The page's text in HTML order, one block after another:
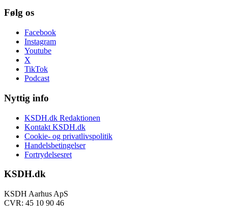
Følg os
Facebook
Instagram
Youtube
X
TikTok
Podcast
Nyttig info
KSDH.dk Redaktionen
Kontakt KSDH.dk
Cookie- og privatlivspolitik
Handelsbetingelser
Fortrydelsesret
KSDH.dk
KSDH Aarhus ApS
CVR: 45 10 90 46